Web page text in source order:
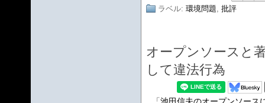
ラベル: 環境問題, 批評
オープンソースと
して違法行為